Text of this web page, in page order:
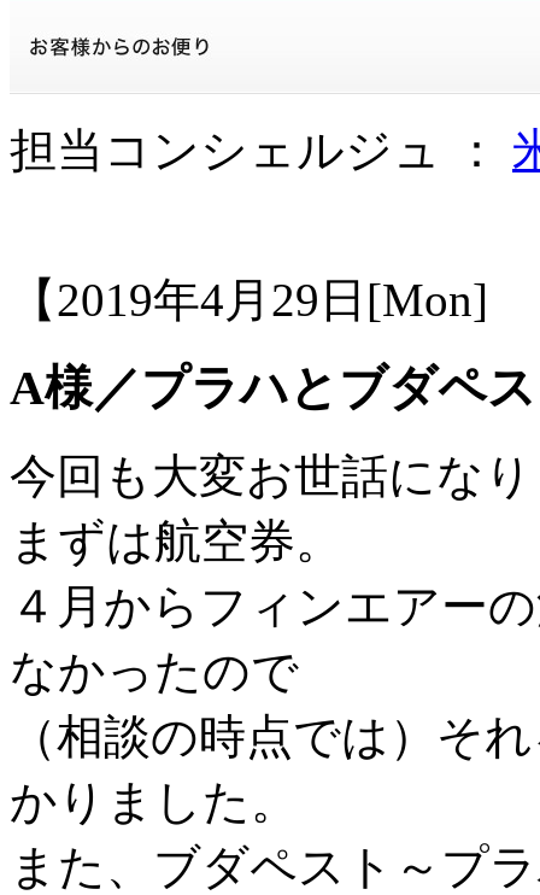
担当コンシェルジュ ：
【2019年4月29日[Mon]
A様／プラハとブダペ
今回も大変お世話にな
まずは航空券。
４月からフィンエアー
なかったので
（相談の時点では）そ
かりました。
また、ブダペスト～プ